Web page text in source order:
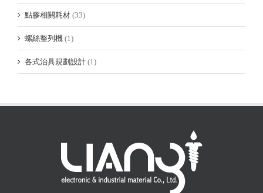
點膠相關耗材 (33)
螺絲整列機 (1)
各式治具規劃設計 (1)